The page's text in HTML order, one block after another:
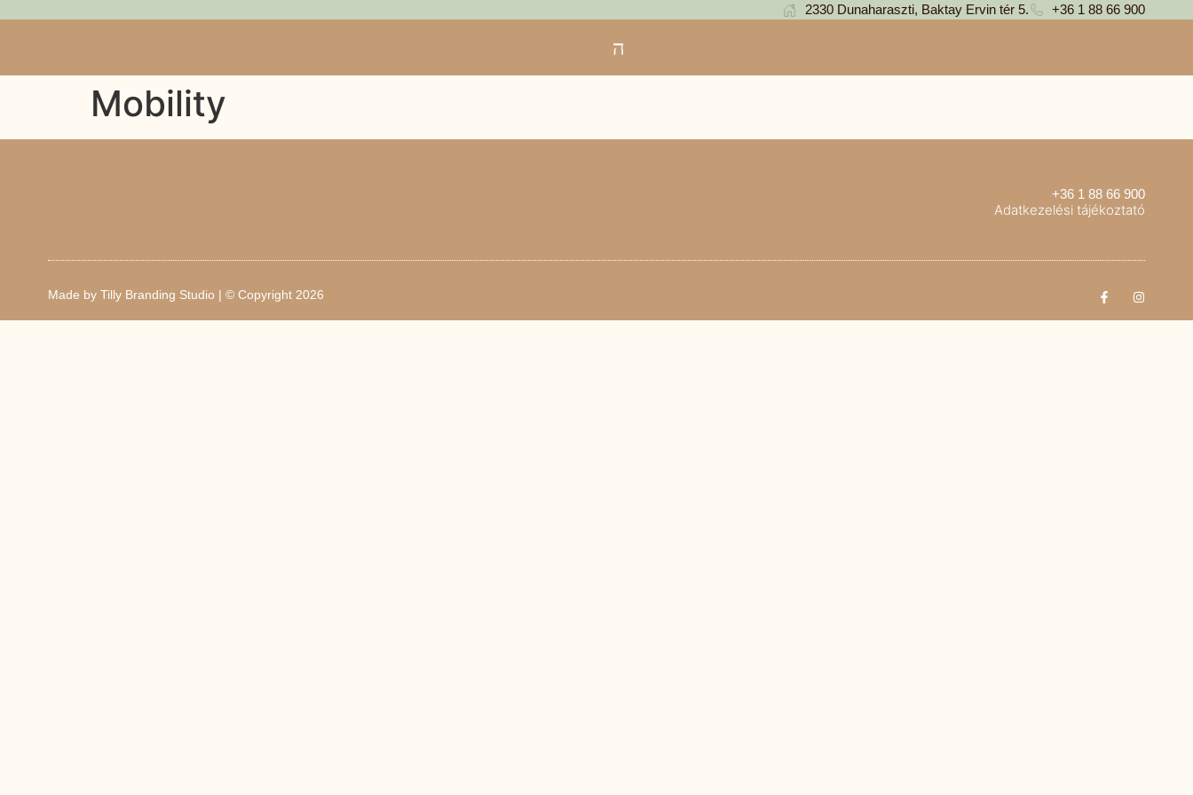
2330 Dunaharaszti, Baktay Ervin tér 5. +36 1 88 66 900
Mobility
+36 1 88 66 900
Adatkezelési tájékoztató
Made by Tilly Branding Studio | © Copyright 2026